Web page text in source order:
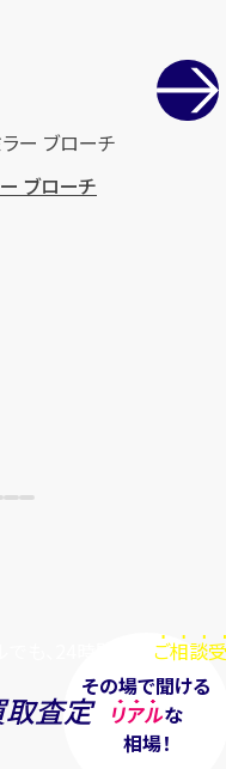
ブローチ
ご相談
その場で聞ける
リアルな
相場！
査定